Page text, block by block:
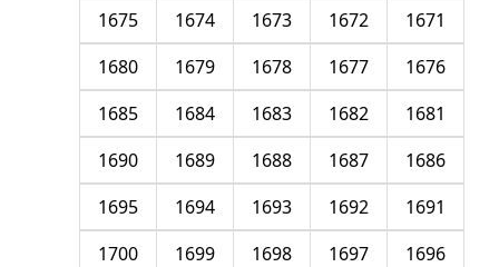
1671
1672
1673
1674
1675
1676
1677
1678
1679
1680
1681
1682
1683
1684
1685
1686
1687
1688
1689
1690
1691
1692
1693
1694
1695
1696
1697
1698
1699
1700